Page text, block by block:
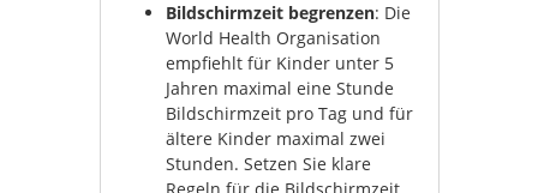
Bildschirmzeit begrenzen: Die
World Health Organisation
empfiehlt für Kinder unter 5
Jahren maximal eine Stunde
Bildschirmzeit pro Tag und für
ältere Kinder maximal zwei
Stunden. Setzen Sie klare